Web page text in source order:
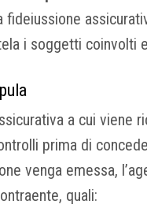
fideiussione
i soggetti coinvolti
a cui viene
prima di
venga emessa,
quali: